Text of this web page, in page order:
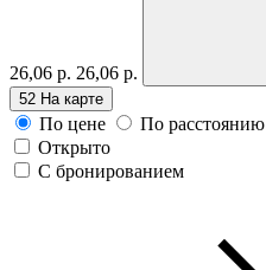
26,06 р. 26,06 р.
52 На карте
По цене
По расстоянию
Открыто
С бронированием